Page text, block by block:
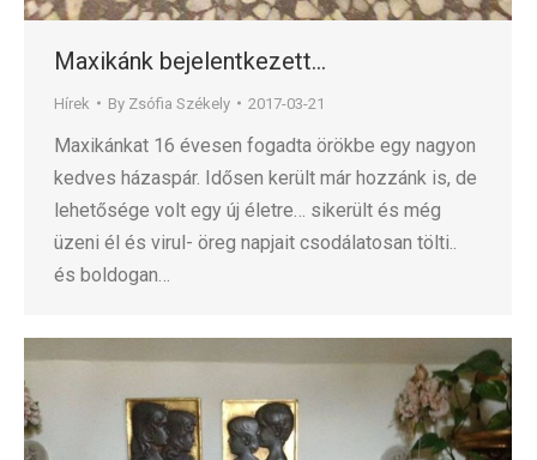
Maxikánk bejelentkezett…
Hírek By Zsófia Székely 2017-03-21
Maxikánkat 16 évesen fogadta örökbe egy nagyon
kedves házaspár. Idősen került már hozzánk is, de
lehetősége volt egy új életre… sikerült és még
üzeni él és virul- öreg napjait csodálatosan tölti..
és boldogan…